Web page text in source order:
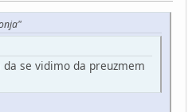
se vidimo da preuzmem